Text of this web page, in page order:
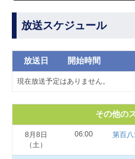
放送スケジュール
放送日 開始時間
現在放送予定はありません。
その他の
8月8日
（土）
06:00 第百